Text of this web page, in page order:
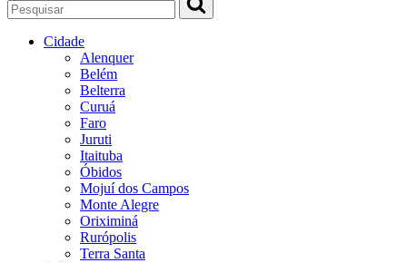
Cidade
Alenquer
Belém
Belterra
Curuá
Faro
Juruti
Itaituba
Óbidos
Mojuí dos Campos
Monte Alegre
Oriximiná
Rurópolis
Terra Santa